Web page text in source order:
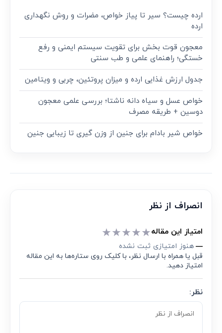
ارده چیست؟ سیر تا پیاز خواص، مضرات و روش نگهداری
ارده
معجون قوت‌ بخش برای تقویت سیستم ایمنی و رفع
خستگی؛ راهنمای علمی و طب سنتی
جدول ارزش غذایی ارده و میزان پروتئین، چربی و ویتامین
خواص عسل و سیاه دانه ناشتا؛ بررسی علمی معجون
دوسین + طریقه مصرف
خواص شیر بادام برای جنین از وزن گیری تا زیبایی جنین
انصراف از نظر
امتیاز این مقاله★
★
★
★
★
— هنوز امتیازی ثبت نشده
قبل یا همراه با ارسال نظر، با کلیک روی ستاره‌ها به این مقاله
امتیاز دهید.
نظر: